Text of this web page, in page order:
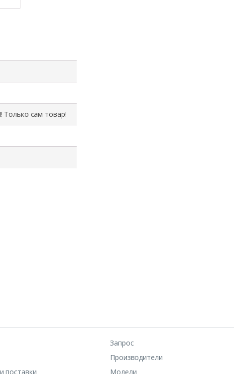
сам товар!
поставки
Запрос
Производители
Модели